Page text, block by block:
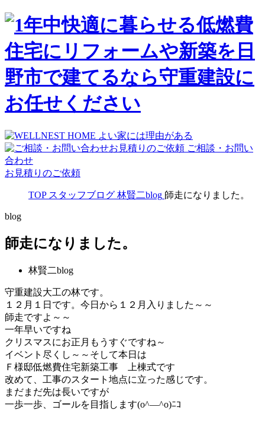
ご相談・お問い
合わせ
お見積りのご依頼
TOP スタッフブログ 林賢二blog 師走になりました。
blog
師走になりました。
林賢二blog
守重建設大工の林です。
１２月１日です。今日から１２月入りました～～
師走ですよ～～
一年早いですね
クリスマスにお正月もうすぐですね～
イベント尽くし～～そして本日は
Ｆ様邸低燃費住宅新築工事 上棟式です
改めて、工事のスタート地点に立った感じです。
まだまだ先は長いですが
一歩一歩、ゴールを目指します(o^―^o)ﾆｺ